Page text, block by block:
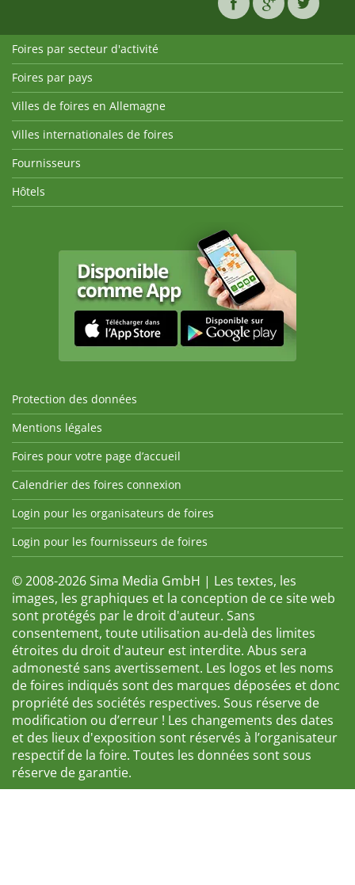
Foires par secteur d'activité
Foires par pays
Villes de foires en Allemagne
Villes internationales de foires
Fournisseurs
Hôtels
Protection des données
Mentions légales
Foires pour votre page d’accueil
Calendrier des foires connexion
Login pour les organisateurs de foires
Login pour les fournisseurs de foires
© 2008-2026 Sima Media GmbH | Les textes, les
images, les graphiques et la conception de ce site web
sont protégés par le droit d'auteur. Sans
consentement, toute utilisation au-delà des limites
étroites du droit d'auteur est interdite. Abus sera
admonesté sans avertissement. Les logos et les noms
de foires indiqués sont des marques déposées et donc
propriété des sociétés respectives. Sous réserve de
modification ou d’erreur ! Les changements des dates
et des lieux d'exposition sont réservés à l’organisateur
respectif de la foire. Toutes les données sont sous
réserve de garantie.